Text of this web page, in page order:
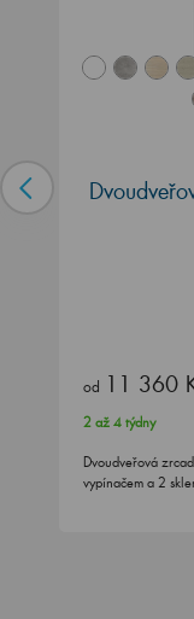
od 11 360
2 až 4 týdny
Dvoudveřová
vypínačem a 2